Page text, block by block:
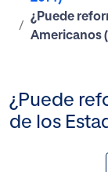
¿Puede
Americanos
¿Puede
de los